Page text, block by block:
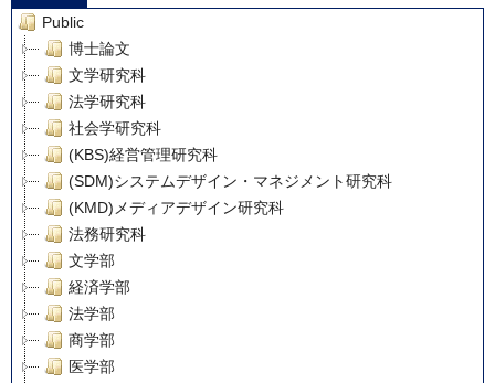
Public
博士論文
文学研究科
法学研究科
社会学研究科
(KBS)経営管理研究科
(SDM)システムデザイン・マネジメント研究科
(KMD)メディアデザイン研究科
法務研究科
文学部
経済学部
法学部
商学部
医学部